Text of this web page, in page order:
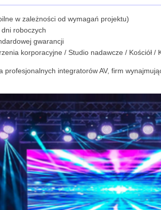
w zależności od wymagań projektu)
roboczych
gwarancji
korporacyjne / Studio nadawcze / Kościół
integratorów AV, firm